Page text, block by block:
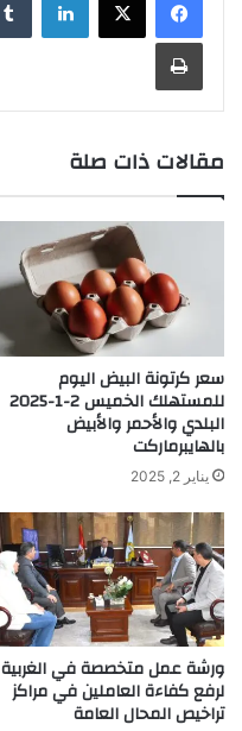
مقالات ذات صلة
سعر كرتونة البيض اليوم
للمستهلك الخميس 2-1-2025
البلدي والأحمر والأبيض
بالهايبرماركت
يناير 2, 2025
ورشة عمل متخصصة في الغربية
لرفع كفاءة العاملين في مراكز
تراخيص المحال العامة